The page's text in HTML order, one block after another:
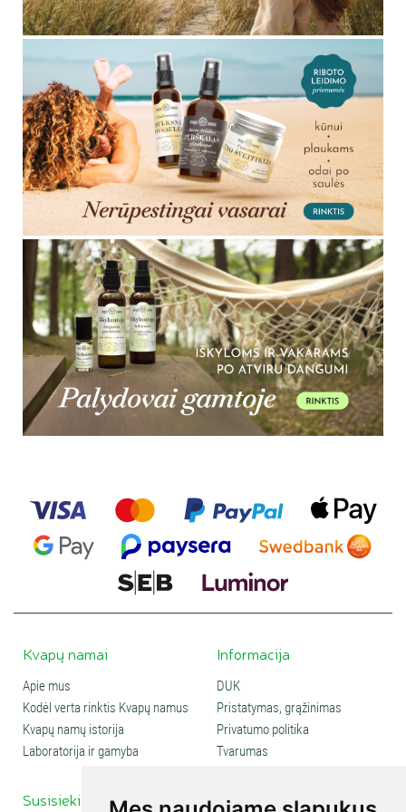
saulėje arba po saulės vonių, priklausomai nuo konkretaus
produkto paskirties.
Kada tepti įdegio aliejų – prieš ar po SPF?
Jeigu naudojate SPF, pirmiausia tepkite apsauginę priemonę
pagal gamintojo instrukciją. Įdegio aliejų naudokite taip, kad
nesumažintumėte SPF apsaugos veiksmingumo.
Ar įdegio aliejų galima naudoti po saulės?
Taip, kai kurie aliejai gali būti naudojami po saulės odos
maitinimui ir komfortui. Tačiau nudegusiai, paraudusiai ar
sudirgusiai odai pirmiausia reikėtų vėsinančių ir raminančių
priemonių.
Kuo skiriasi įdegio aliejus nuo savaiminio
įdegio priemonės?
Įdegio aliejus dažniausiai naudojamas saulės sezono metu
Kvapų namai
Apie mus
Kodėl verta rinktis Kvapų namus
Kvapų namų istorija
Laboratorija ir gamyba
Informacija
DUK
Pristatymas, grąžinimas
Privatumo politika
Tvarumas
Susisiekite Social media